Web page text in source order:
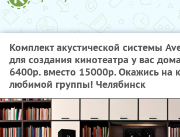
Комплект акустической системы
для создания кинотеатра у вас
6400р. вместо 15000р. Окажись на
любимой группы! Челябинск